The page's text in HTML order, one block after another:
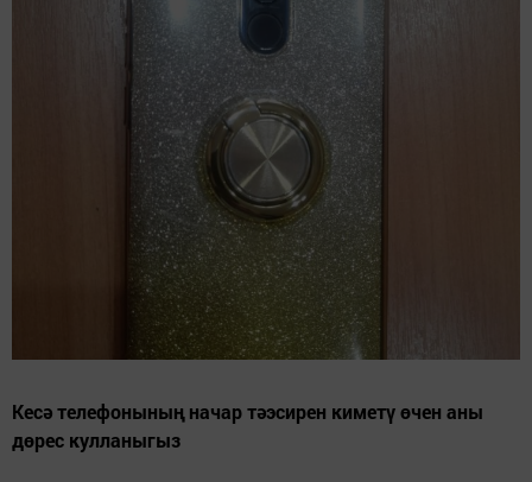
Кесә телефонының начар тәэсирен киметү өчен аны
дөрес кулланыгыз